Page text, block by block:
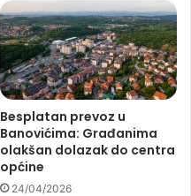
Besplatan prevoz u
Banovićima: Građanima
olakšan dolazak do centra
općine
24/04/2026